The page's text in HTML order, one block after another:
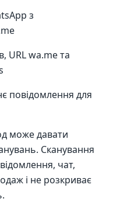
з
URL wa.me та
повідомлення для
може давати
Сканування
чат,
і не розкриває